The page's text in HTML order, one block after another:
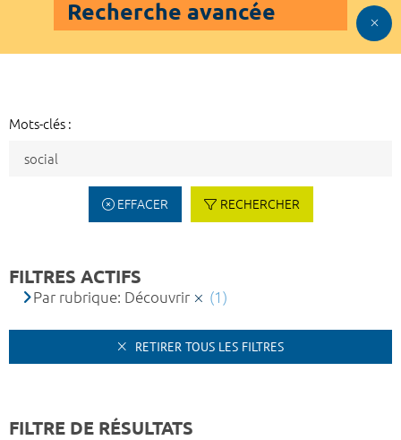
Recherche avancée
Mots-clés :
EFFACER RECHERCHER
FILTRES ACTIFS
Par rubrique: Découvrir (1)
RETIRER TOUS LES FILTRES
FILTRE DE RÉSULTATS